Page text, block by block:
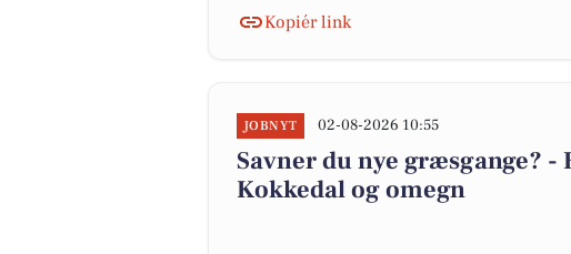
Kopiér link
JOBNYT 02-08-2026 10:55
Savner du nye græsgange?
Kokkedal og omegn